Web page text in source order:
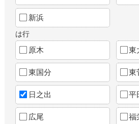
新浜
は行
原木 東
東国分 東
日之出 平
広尾 福